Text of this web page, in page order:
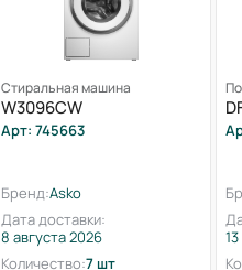
Стиральная машина
W3096CW
Арт: 745663
Бренд:Asko
Дата доставки:
8 августа 2026
Количество:7 шт